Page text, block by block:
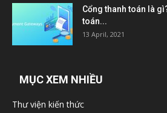
Cổng thanh toán là
toán...
13 April, 2021
MỤC XEM NHIỀU
Thư viện kiến thức